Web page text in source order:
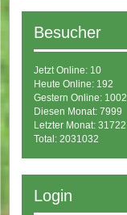
Besucher
Jetzt Online: 10
Heute Online: 192
Gestern Online: 1002
Diesen Monat: 7999
Letzter Monat: 31722
Total: 2031032
Login